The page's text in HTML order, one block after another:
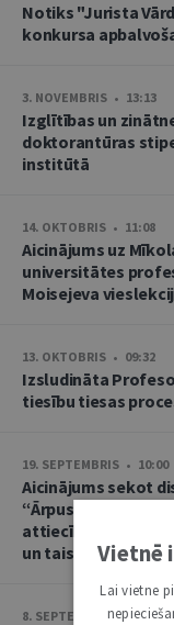
Notiks "Jurista
konkursa
3. NOVEMBRIS • 13:13
Izglītības un
doktorantūras
institūtā
14. OKTOBRIS • 11:08
Aicinājums uz
universitātes
Moisejeva
13. OKTOBRIS • 09:32
Izsludināta
tiesību tiesas
19. SEPTEMBRIS • 10:00
Aicinājums sekot
“Ārpustiesas
attiecību
un taisnīga?”
8. SEPTEMBRIS • 13:14
Vietnē
Lai vietne